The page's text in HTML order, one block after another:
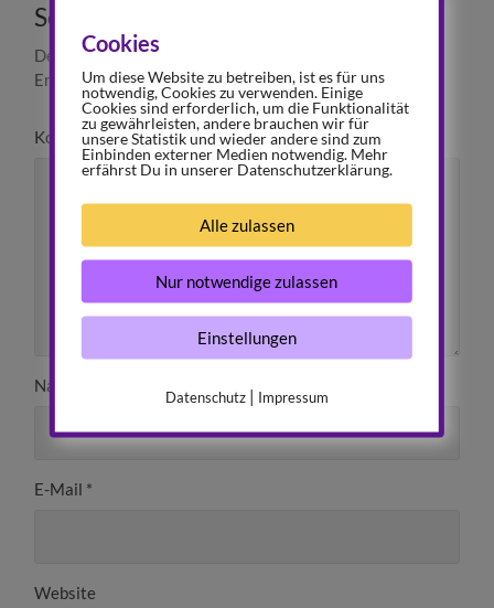
Schreibe einen Kommentar
Deine E-Mail-Adresse wird nicht veröffentlicht.
Erforderliche Felder sind mit*markiert
Kommentar*
Name
E-Mail *
Website
Cookies
Um diese Website zu betreiben, ist es für uns
notwendig, Cookies zu verwenden. Einige
Cookies sind erforderlich, um die Funktionalität
zu gewährleisten, andere brauchen wir für
unsere Statistik und wieder andere sind zum
Einbinden externer Medien notwendig. Mehr
erfährst Du in unserer Datenschutzerklärung.
Alle zulassen
Nur notwendige zulassen
Einstellungen
Datenschutz| Impressum